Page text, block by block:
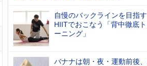
自慢のバックラインを目指す
HIITでおこなう「背中徹底
ーニング」
バナナは朝・夜・運動前後